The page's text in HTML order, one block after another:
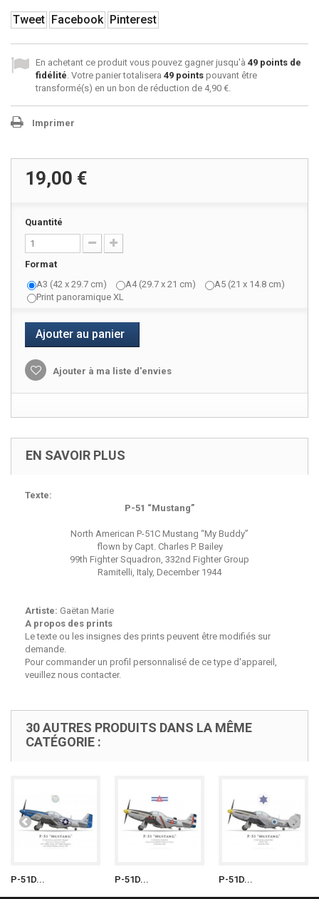
Tweet Facebook Pinterest
En achetant ce produit vous pouvez gagner jusqu'à 49 points de
fidélité. Votre panier totalisera 49 points pouvant être
transformé(s) en un bon de réduction de 4,90 €.
Imprimer
19,00 €
Quantité
Format
A3 (42 x 29.7 cm)
A4 (29.7 x 21 cm)
A5 (21 x 14.8 cm)
Print panoramique XL
Ajouter au panier
Ajouter à ma liste d'envies
EN SAVOIR PLUS
Texte:
P-51 “Mustang”
North American P-51C Mustang “My Buddy”
flown by Capt. Charles P. Bailey
99th Fighter Squadron, 332nd Fighter Group
Ramitelli, Italy, December 1944
Artiste: Gaëtan Marie
A propos des prints
Le texte ou les insignes des prints peuvent être modifiés sur
demande.
Pour commander un profil personnalisé de ce type d'appareil,
veuillez nous contacter.
30 AUTRES PRODUITS DANS LA MÊME
CATÉGORIE :
P-51D... P-51D... P-51D...